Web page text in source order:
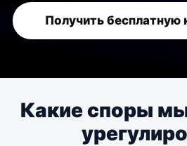
Получить бесплатную
Какие споры